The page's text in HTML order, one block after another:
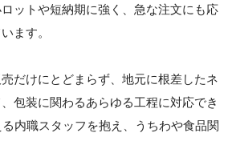
ットや短納期に強く、急な注文にも応
ます。
だけにとどまらず、地元に根差したネ
包装に関わるあらゆる工程に対応でき
内職スタッフを抱え、うちわや食品関